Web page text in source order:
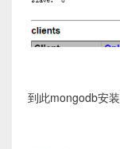
到此mongodb安